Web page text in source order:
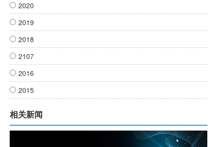
2020
2019
2018
2107
2016
2015
相关新闻